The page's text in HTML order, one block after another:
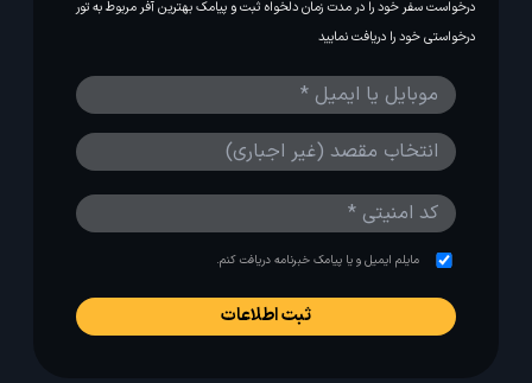
درخواست سفر خود را در مدت زمان دلخواه ثبت و پیامک بهترین آفر مربوط به تور
درخواستی خود را دریافت نمایید
مایلم ایمیل و یا پیامک خبرنامه دریافت کنم.